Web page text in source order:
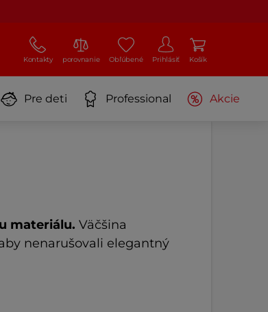
Kontakty porovnanie Obľúbené Prihlásiť Košík
Pre deti Professional Akcie
materiálu. Väčšina
nenarušovali elegantný